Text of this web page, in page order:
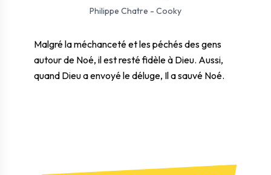
Philippe Chatre - Cooky
0:00 ⛶ Plein écran
Malgré la méchanceté et les péchés des gens
autour de Noé, il est resté fidèle à Dieu. Aussi,
quand Dieu a envoyé le déluge, Il a sauvé Noé.